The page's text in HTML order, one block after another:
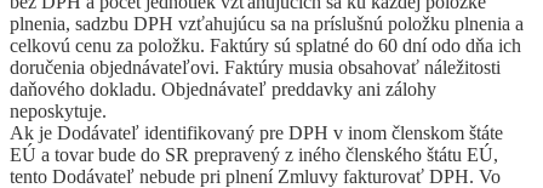
plnenia, sadzbu DPH vzťahujúcu sa na príslušnú položku plnenia a
celkovú cenu za položku. Faktúry sú splatné do 60 dní odo dňa ich
doručenia objednávateľovi. Faktúry musia obsahovať náležitosti
daňového dokladu. Objednávateľ preddavky ani zálohy
neposkytuje.
Ak je Dodávateľ identifikovaný pre DPH v inom členskom štáte
EÚ a tovar bude do SR prepravený z iného členského štátu EÚ,
tento Dodávateľ nebude pri plnení Zmluvy fakturovať DPH. Vo